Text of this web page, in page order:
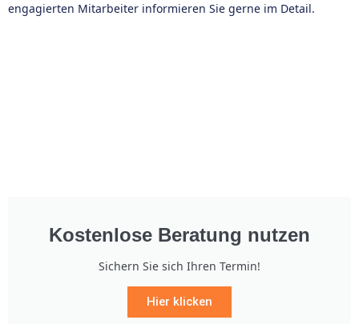
engagierten Mitarbeiter informieren Sie gerne im Detail.
Kostenlose Beratung nutzen
Sichern Sie sich Ihren Termin!
Hier klicken